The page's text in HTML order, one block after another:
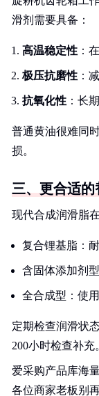
滑剂需要具备：
高温稳定性 ：
极压抗磨性 ：
抗氧化性 ：长
普通黄油很难同
损。
三、更合适的
现代合成润滑脂
复合锂基脂：
含固体添加剂
全合成型：使
定期检查润滑状
200小时检查补充
爱采购产品库海
各位商家老板别